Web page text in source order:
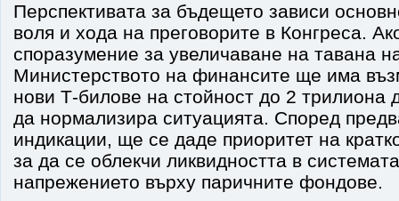
Перспективата за бъдещето зависи
воля и хода на преговорите в Конгреса.
споразумение за увеличаване на тавана
Министерството на финансите ще има
нови T‑билове на стойност до 2 трилиона
да нормализира ситуацията. Според
индикации, ще се даде приоритет на
за да се облекчи ликвидността в
напрежението върху паричните фондове.